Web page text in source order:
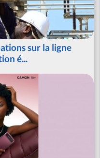
sur la ligne
é...